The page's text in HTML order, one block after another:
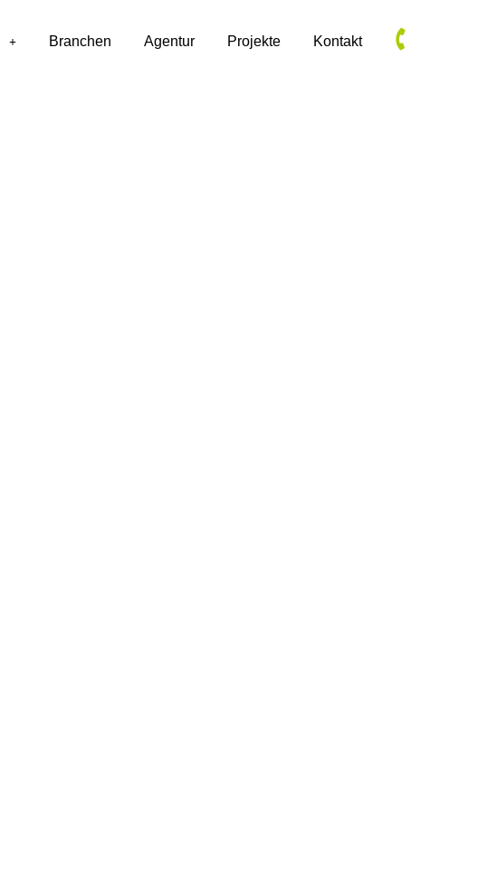
Branchen Agentur Projekte Kontakt